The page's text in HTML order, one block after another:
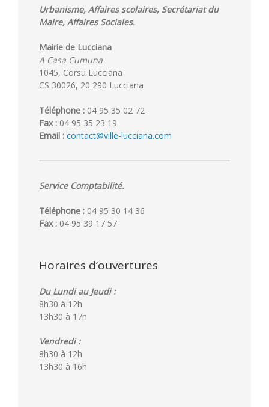
Urbanisme, Affaires scolaires, Secrétariat du
Maire, Affaires Sociales.
Mairie de Lucciana
A Casa Cumuna
1045, Corsu Lucciana
CS 30026, 20 290 Lucciana
Téléphone : 04 95 35 02 72
Fax : 04 95 35 23 19
Email : contact@ville-lucciana.com
Service Comptabilité.
Téléphone : 04 95 30 14 36
Fax : 04 95 39 17 57
Horaires d’ouvertures
Du Lundi au Jeudi :
8h30 à 12h
13h30 à 17h
Vendredi :
8h30 à 12h
13h30 à 16h